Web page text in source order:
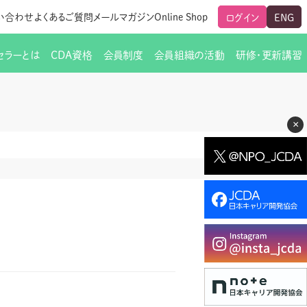
×
合わせよくあるご質問 メールマガジンOnline Shop ログイン ENG
人生すごろく金の糸
ラーとは CDA資格 会員制度 会員組織の活動
研究会・啓発交流会の活動報告
研修・更新講習
必要書類ダウンロード（ピアトレ）